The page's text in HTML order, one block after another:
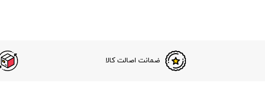
ضمانت اصالت کالا